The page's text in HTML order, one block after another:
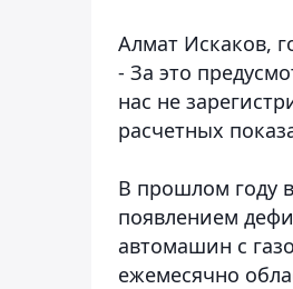
Алмат Искаков,
- За это
нас не
расчетных
В прошлом году
появлением
автомашин с
ежемесячно